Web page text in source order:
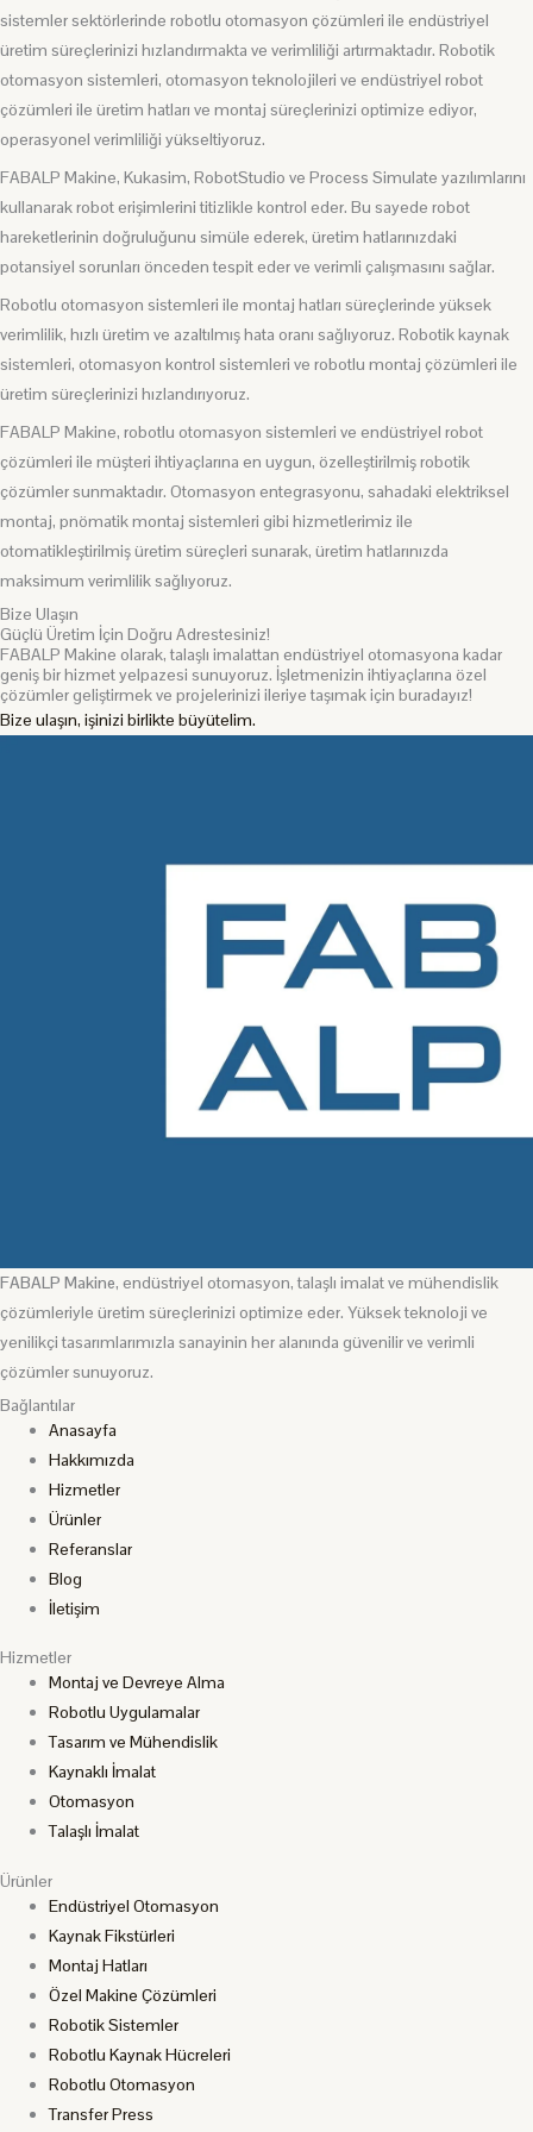
sistemler sektörlerinde robotlu otomasyon çözümleri ile endüstriyel
üretim süreçlerinizi hızlandırmakta ve verimliliği artırmaktadır. Robotik
otomasyon sistemleri, otomasyon teknolojileri ve endüstriyel robot
çözümleri ile üretim hatları ve montaj süreçlerinizi optimize ediyor,
operasyonel verimliliği yükseltiyoruz.
FABALP Makine, Kukasim, RobotStudio ve Process Simulate yazılımlarını
kullanarak robot erişimlerini titizlikle kontrol eder. Bu sayede robot
hareketlerinin doğruluğunu simüle ederek, üretim hatlarınızdaki
potansiyel sorunları önceden tespit eder ve verimli çalışmasını sağlar.
Robotlu otomasyon sistemleri ile montaj hatları süreçlerinde yüksek
verimlilik, hızlı üretim ve azaltılmış hata oranı sağlıyoruz. Robotik kaynak
sistemleri, otomasyon kontrol sistemleri ve robotlu montaj çözümleri ile
üretim süreçlerinizi hızlandırıyoruz.
FABALP Makine, robotlu otomasyon sistemleri ve endüstriyel robot
çözümleri ile müşteri ihtiyaçlarına en uygun, özelleştirilmiş robotik
çözümler sunmaktadır. Otomasyon entegrasyonu, sahadaki elektriksel
montaj, pnömatik montaj sistemleri gibi hizmetlerimiz ile
otomatikleştirilmiş üretim süreçleri sunarak, üretim hatlarınızda
maksimum verimlilik sağlıyoruz.
Bize Ulaşın
Güçlü Üretim İçin Doğru Adrestesiniz!
FABALP Makine olarak, talaşlı imalattan endüstriyel otomasyona kadar
geniş bir hizmet yelpazesi sunuyoruz. İşletmenizin ihtiyaçlarına özel
çözümler geliştirmek ve projelerinizi ileriye taşımak için buradayız!
Bize ulaşın, işinizi birlikte büyütelim.
FABALP Makine, endüstriyel otomasyon, talaşlı imalat ve mühendislik
çözümleriyle üretim süreçlerinizi optimize eder. Yüksek teknoloji ve
yenilikçi tasarımlarımızla sanayinin her alanında güvenilir ve verimli
çözümler sunuyoruz.
Bağlantılar
Anasayfa
Hakkımızda
Hizmetler
Ürünler
Referanslar
Blog
İletişim
Hizmetler
Montaj ve Devreye Alma
Robotlu Uygulamalar
Tasarım ve Mühendislik
Kaynaklı İmalat
Otomasyon
Talaşlı İmalat
Ürünler
Endüstriyel Otomasyon
Kaynak Fikstürleri
Montaj Hatları
Özel Makine Çözümleri
Robotik Sistemler
Robotlu Kaynak Hücreleri
Robotlu Otomasyon
Transfer Press